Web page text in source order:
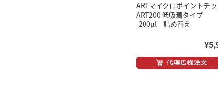
ARTマイクロポイントチ
ART200 低吸着タイプ
-200μl 詰め替え